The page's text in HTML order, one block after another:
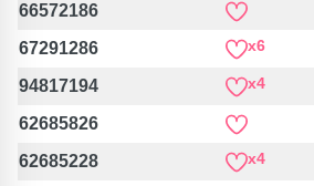
66572186
67291286 x6
94817194 x4
62685826
62685228 x4